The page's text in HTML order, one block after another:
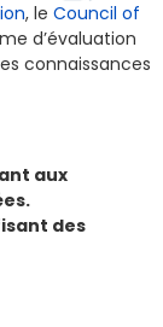
, le Council of
d’évaluation
connaissances
aux
des